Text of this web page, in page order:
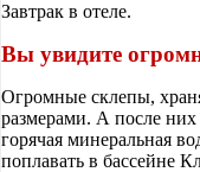
Завтрак в отеле.
Вы увидите
Ог­ромные склепы,
размерами. А после
горячая минеральная
поплавать в бассейне